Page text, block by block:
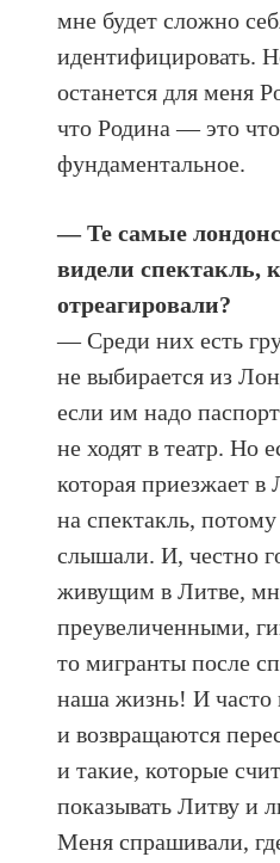
мне будет сложно
идентифицировать.
останется для меня
что Родина — это
фундаментальное.
— Те самые
видели спектакль,
отреагировали?
— Среди них есть
не выбирается из
если им надо
не ходят в театр. Но
которая приезжает в
на спектакль,
слышали. И, честно
живущим в Литве,
преувеличенными,
то мигранты после
наша жизнь! И часто
и возвращаются
и такие, которые
показывать Литву и
Меня спрашивали,